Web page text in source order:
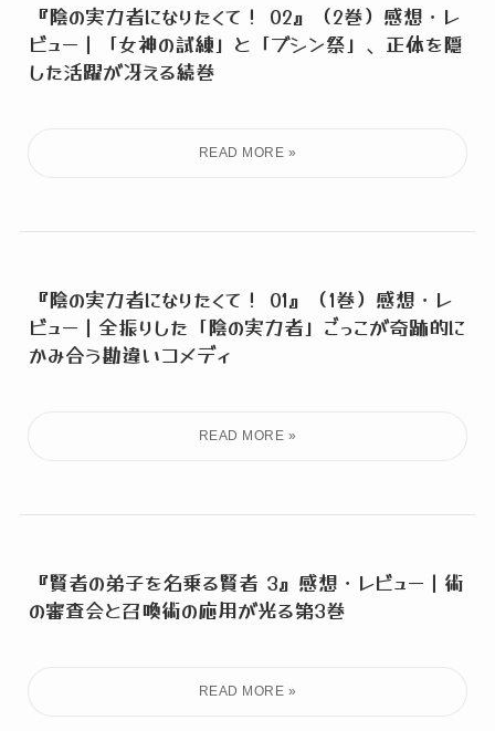
『陰の実力者になりたくて！ 02』（2巻）感想・レ
ビュー｜「女神の試練」と「ブシン祭」、正体を隠
した活躍が冴える続巻
『陰の実力者になりたくて！ 01』（1巻）感想・レ
ビュー｜全振りした「陰の実力者」ごっこが奇跡的に
かみ合う勘違いコメディ
『賢者の弟子を名乗る賢者 3』感想・レビュー｜術
の審査会と召喚術の応用が光る第3巻